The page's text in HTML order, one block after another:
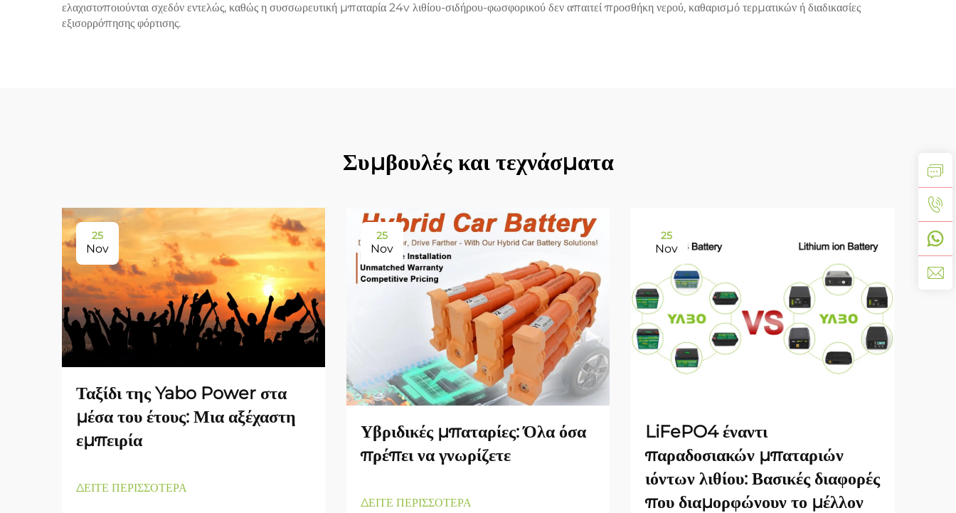
ελαχιστοποιούνται σχεδόν εντελώς, καθώς η συσσωρευτική μπαταρία 24v λιθίου-σιδήρου-φωσφορικού δεν απαιτεί προσθήκη νερού, καθαρισμό τερματικών ή διαδικασίες
εξισορρόπησης φόρτισης.
Συμβουλές και τεχνάσματα
25
Nov
Ταξίδι της Yabo Power στα
μέσα του έτους: Μια αξέχαστη
εμπειρία
ΔΕΙΤΕ ΠΕΡΙΣΣΟΤΕΡΑ
25
Nov
Υβριδικές μπαταρίες: Όλα όσα
πρέπει να γνωρίζετε
ΔΕΙΤΕ ΠΕΡΙΣΣΟΤΕΡΑ
25
Nov
LiFePO4 έναντι
παραδοσιακών μπαταριών
ιόντων λιθίου: Βασικές διαφορές
που διαμορφώνουν το μέλλον